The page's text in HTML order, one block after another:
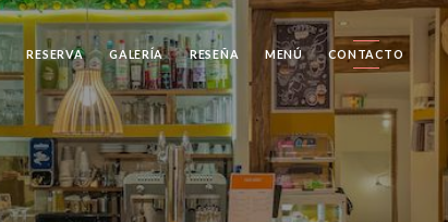
RESERVA GALERÍA RESEÑA MENÚ CONTACTO